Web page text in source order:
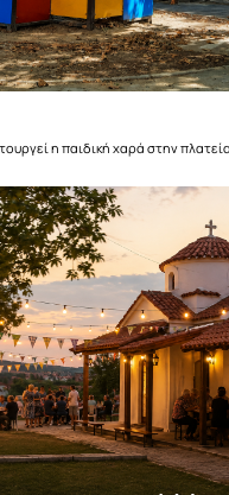
η παιδική χαρά στην